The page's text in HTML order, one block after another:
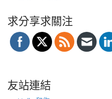
求分享求關注
友站連結